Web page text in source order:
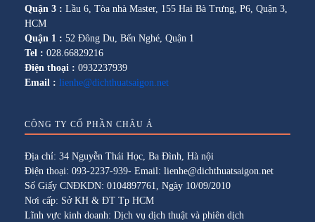
Quận 3 : Lầu 6, Tòa nhà Master, 155 Hai Bà Trưng, P6, Quận 3,
HCM
Quận 1 : 52 Đông Du, Bến Nghé, Quận 1
Tel : 028.66829216
Điện thoại : 0932237939
Email : lienhe@dichthuatsaigon.net
CÔNG TY CỔ PHẦN CHÂU Á
Địa chỉ: 34 Nguyễn Thái Học, Ba Đình, Hà nội
Điện thoại: 093-2237-939- Email: lienhe@dichthuatsaigon.net
Số Giấy CNĐKDN: 0104897761, Ngày 10/09/2010
Nơi cấp: Sở KH & ĐT Tp HCM
Lĩnh vực kinh doanh: Dịch vụ dịch thuật và phiên dịch